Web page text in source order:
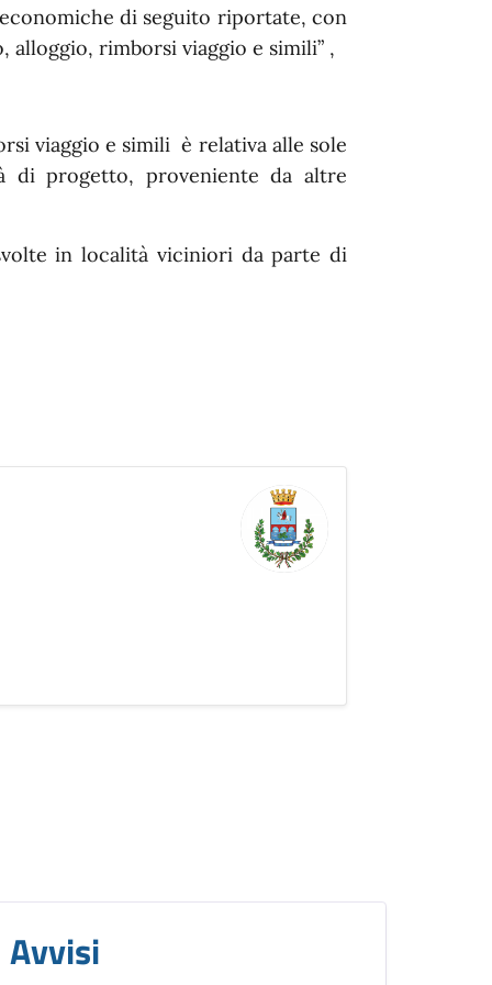
di seguito riportate, con
alloggio, rimborsi viaggio e simili” ,
viaggio e simili è relativa alle sole
di progetto, proveniente da altre
in località viciniori da parte di
Avvisi